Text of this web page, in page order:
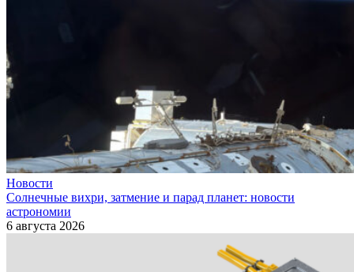
Новости
Солнечные вихри, затмение и парад планет: новости
астрономии
6 августа 2026